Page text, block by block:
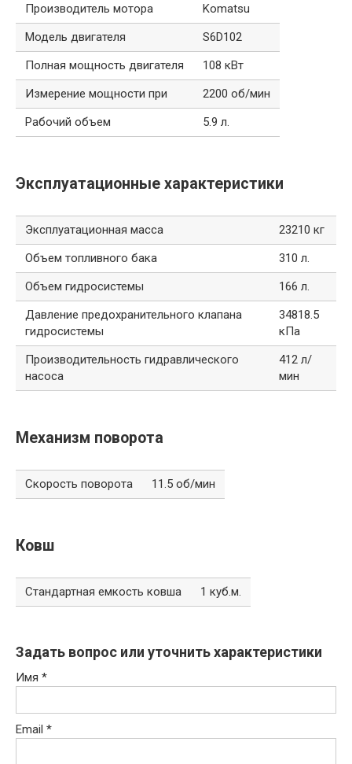
Производитель мотора
Komatsu
Модель двигателя
S6D102
Полная мощность двигателя
108 кВт
Измерение мощности при
2200 об/мин
Рабочий объем
5.9 л.
Эксплуатационные характеристики
Эксплуатационная масса
23210 кг
Объем топливного бака
310 л.
Объем гидросистемы
166 л.
Давление предохранительного клапана
гидросистемы
34818.5
кПа
Производительность гидравлического
насоса
412 л/
мин
Механизм поворота
Скорость поворота 11.5 об/мин
Ковш
Стандартная емкость ковша 1 куб.м.
Задать вопрос или уточнить характеристики
Имя *
Email *